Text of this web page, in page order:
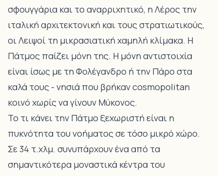
σφουγγάρια και το αναρριχητικό, η Λέρος την
ιταλική αρχιτεκτονική και τους στρατιωτικούς,
οι Λειψοί τη μικρασιατική χαμηλή κλίμακα. Η
Πάτμος παίζει μόνη της. Η μόνη αντιστοιχία
είναι ίσως με τη Φολέγανδρο ή την Πάρο στα
καλά τους - νησιά που βρήκαν cosmopolitan
κοινό χωρίς να γίνουν Μύκονος.
Το τι κάνει την Πάτμο ξεχωριστή είναι η
πυκνότητα του νοήματος σε τόσο μικρό χώρο.
Σε 34 τ.χλμ. συνυπάρχουν ένα από τα
σημαντικότερα μοναστικά κέντρα του